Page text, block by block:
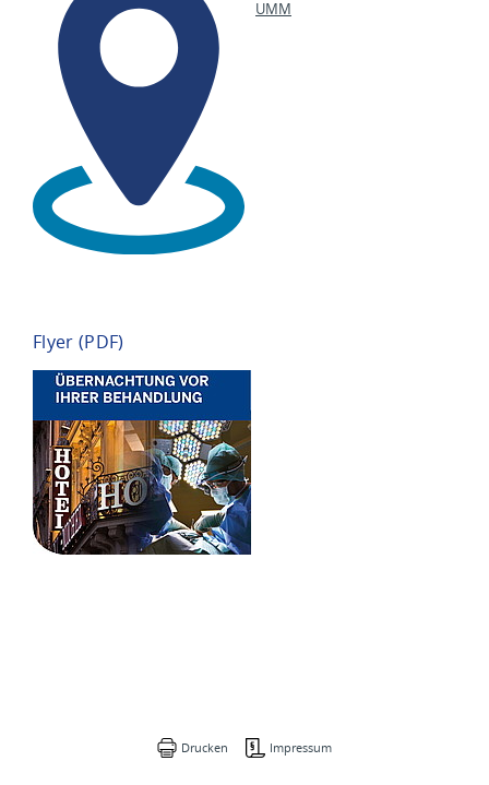
UMM
Flyer (PDF)
Drucken Impressum